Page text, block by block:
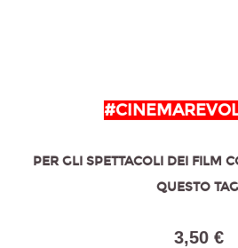
PER GLI SPETTACOLI DEI FILM
QUESTO TAG
3,50 €